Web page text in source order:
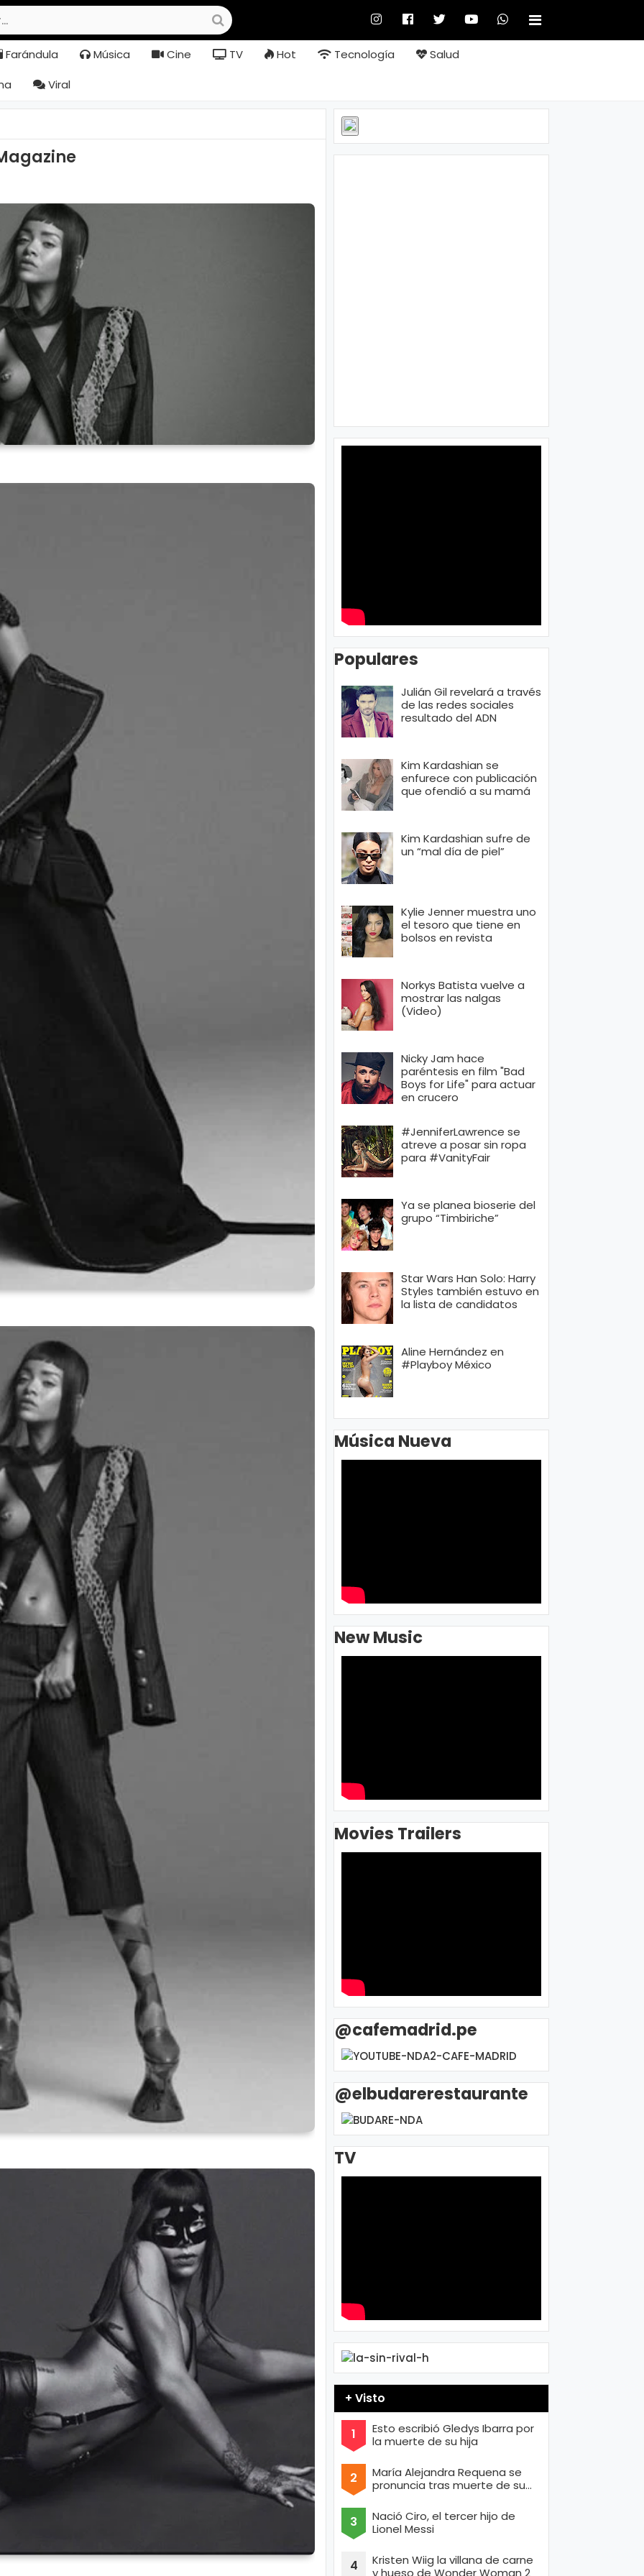
Farándula Música Cine TV Hot Tecnología
Salud
Viral
Populares
Julián Gil revelará a través
de las redes sociales
resultado del ADN
Kim Kardashian se
enfurece con publicación
que ofendió a su mamá
Kim Kardashian sufre de
un “mal día de piel”
Kylie Jenner muestra uno
el tesoro que tiene en
bolsos en revista
Norkys Batista vuelve a
mostrar las nalgas
(Video)
Nicky Jam hace
paréntesis en film "Bad
Boys for Life" para actuar
en crucero
#JenniferLawrence se
atreve a posar sin ropa
para #VanityFair
Ya se planea bioserie del
grupo “Timbiriche”
Star Wars Han Solo: Harry
Styles también estuvo en
la lista de candidatos
Aline Hernández en
#Playboy México
Música Nueva
New Music
Movies Trailers
@cafemadrid.pe
@elbudarerestaurante
TV
+ Visto
Esto escribió Gledys Ibarra por
la muerte de su hija
María Alejandra Requena se
pronuncia tras muerte de su
Nació Ciro, el tercer hijo de
Lionel Messi
Kristen Wiig la villana de carne
y hueso de Wonder Woman 2